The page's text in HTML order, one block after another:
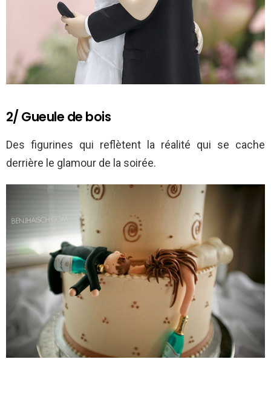
2/ Gueule de bois
Des figurines qui reflètent la réalité qui se cache
derrière le glamour de la soirée.